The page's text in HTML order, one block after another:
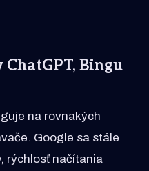
Bingu
na rovnakých
Google sa stále
rýchlosť načítania